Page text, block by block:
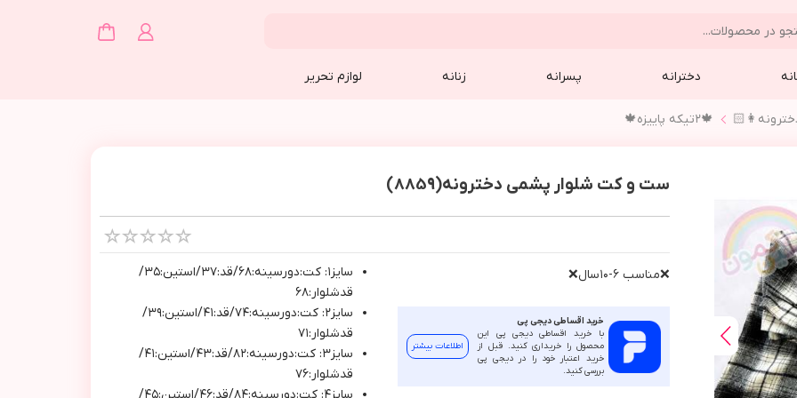
دخترانه پسرانه زنانه لوازم تحریر
🍁٢تيكه پاييزه🍁
ست و کت شلوار پشمی دخترونه(8859)
❌مناسب ٦-١٠سال❌
خرید اقساطی دیجی پی
با خرید اقساطی دیجی پی این
محصول را خریداری کنید. قبل از
خرید اعتبار خود را در دیجی پی
بررسی کنید.
اطلاعات بیشتر
سايز١: كت:دورسينه:٦٨/قد:٣٧/استين:٣٥/
قدشلوار:٦٨
سايز٢: كت:دورسينه:٧٤/قد:٤١/استين:٣٩/
قدشلوار:٧١
سايز٣: كت:دورسينه:٨٢/قد:٤٣/استين:٤١/
قدشلوار:٧٦